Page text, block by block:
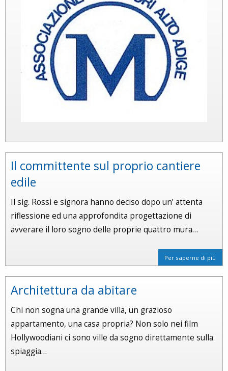
Il committente sul proprio cantiere
edile
Il sig. Rossi e signora hanno deciso dopo un’ attenta
riflessione ed una approfondita progettazione di
avverare il loro sogno delle proprie quattro mura…
Per saperne di più
Architettura da abitare
Chi non sogna una grande villa, un grazioso
appartamento, una casa propria? Non solo nei film
Hollywoodiani ci sono ville da sogno direttamente sulla
spiaggia…